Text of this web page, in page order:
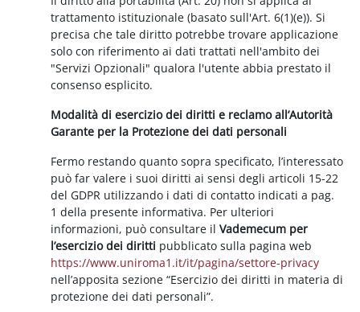
trattamento istituzionale (basato sull'Art. 6(1)(e)). Si
precisa che tale diritto potrebbe trovare applicazione
solo con riferimento ai dati trattati nell'ambito dei
"Servizi Opzionali" qualora l'utente abbia prestato il
consenso esplicito.
Modalità di esercizio dei diritti e reclamo all’Autorità
Garante per la Protezione dei dati personali
Fermo restando quanto sopra specificato, l’interessato
può far valere i suoi diritti ai sensi degli articoli 15-22
del GDPR utilizzando i dati di contatto indicati a pag.
1 della presente informativa. Per ulteriori
informazioni, può consultare ilVademecum per
l’esercizio dei diritti pubblicato sulla pagina web
https://www.uniroma1.it/it/pagina/settore-privacy
nell’apposita sezione “Esercizio dei diritti in materia di
protezione dei dati personali”.